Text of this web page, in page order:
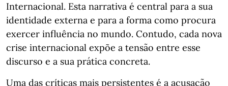
Internacional. Esta narrativa é central para a sua
identidade externa e para a forma como procura
exercer influência no mundo. Contudo, cada nova
crise internacional expõe a tensão entre esse
discurso e a sua prática concreta.
Uma das críticas mais persistentes é a acusação